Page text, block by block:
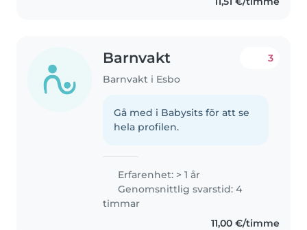
Barnvakt
Barnvakt i Esbo
3
Gå med i Babysits för att se
hela profilen.
Erfarenhet: > 1 år
Genomsnittlig svarstid: 4
timmar
11,00 €/timme